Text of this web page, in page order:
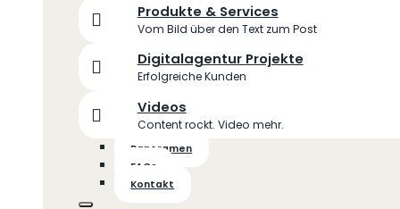
Produkte & Services
Vom Bild über den Text zum Post
Digitalagentur Projekte
Erfolgreiche Kunden
Videos
Content rockt. Video mehr.
Panoramen
FAQs
Kontakt